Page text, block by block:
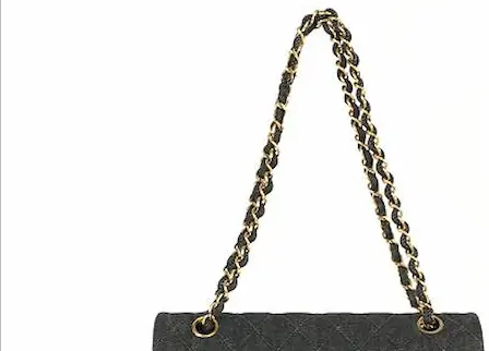
ช่วงแคมเปญพิเศษ!